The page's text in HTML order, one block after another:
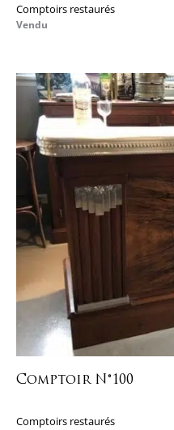
Comptoirs restaurés
Vendu
Comptoir N°100
Comptoirs restaurés